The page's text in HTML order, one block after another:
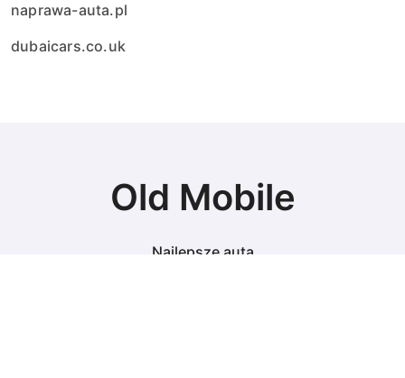
naprawa-auta.pl
dubaicars.co.uk
Old Mobile
Najlepsze auta